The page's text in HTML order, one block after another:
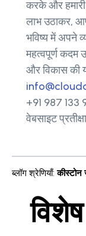
करके और हमारी
लाभ उठाकर,
भविष्य में अपने
महत्वपूर्ण कदम
और विकास की
+91 987 133
वेबसाइट
ब्लॉग श्रेणियाँ: